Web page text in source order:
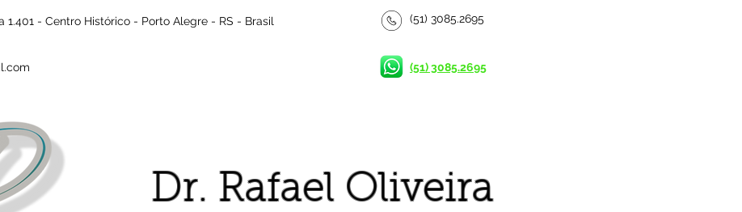
1.401 - Centro Histórico - Porto Alegre - RS - Brasil (51) 3085.2695
(51) 3085.2695
Dr. Rafael Oliveira